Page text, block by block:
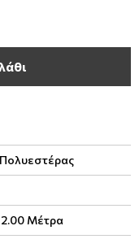
2.00 Μέτρα